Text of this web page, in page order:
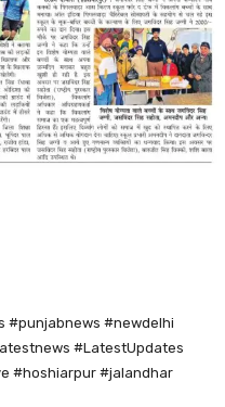
#punjabnews #newdelhi
#LatestUpdates
#hoshiarpur #jalandhar